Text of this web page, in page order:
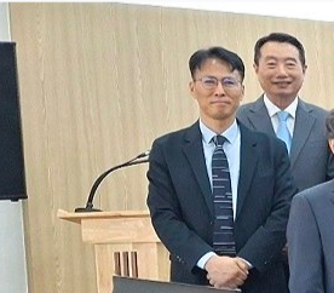
소개 설교/강의 부서활동